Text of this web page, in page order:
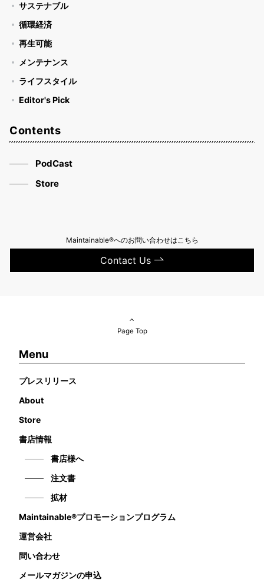
サステナブル
循環経済
再生可能
メンテナンス
ライフスタイル
Editor's Pick
Contents
PodCast
Store
Maintainable®へのお問い合わせはこちら
Contact Us
Page Top
Menu
プレスリリース
About
Store
書店情報
書店様へ
注文書
拡材
Maintainable®プロモーションプログラム
運営会社
問い合わせ
メールマガジンの申込